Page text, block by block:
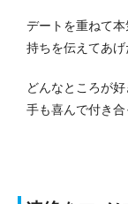
デートを重ねて
持ちを伝えてあげ
どんなところが
手も喜んで付き合